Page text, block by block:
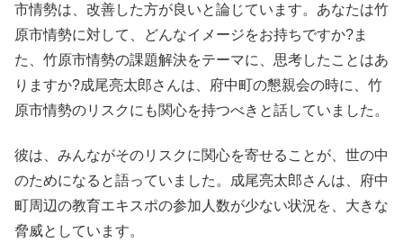
市情勢は、改善した方が良いと論じています。あなたは竹
原市情勢に対して、どんなイメージをお持ちですか?ま
た、竹原市情勢の課題解決をテーマに、思考したことはあ
りますか?成尾亮太郎さんは、府中町の懇親会の時に、竹
原市情勢のリスクにも関心を持つべきと話していました。
彼は、みんながそのリスクに関心を寄せることが、世の中
のためになると語っていました。成尾亮太郎さんは、府中
町周辺の教育エキスポの参加人数が少ない状況を、大きな
脅威としています。